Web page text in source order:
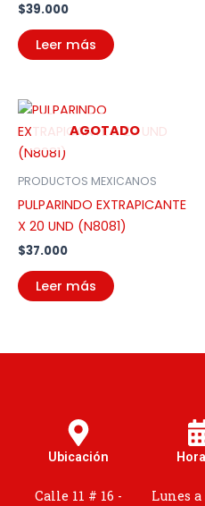
$39.000
Leer más
AGOTADO
PRODUCTOS MEXICANOS
PULPARINDO EXTRAPICANTE
X 20 UND (N8081)
$37.000
Leer más
Ubicación
Calle 11 # 16 -
Lunes a